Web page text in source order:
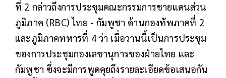
ที่ 2 กล่าวถึงการประชุมคณะกรรมการชายแดนส่วน
ภูมิภาค (RBC) ไทย - กัมพูชา ด้านกองทัพภาคที่ 2
และภูมิภาคทหารที่ 4 ว่า เมื่อวานนี้เป็นการประชุม
ของการประชุมกองเลขานุการของฝ่ายไทย และ
กัมพูชา ซึ่งจะมีการพูดคุยถึงรายละเอียดข้อเสนอกัน